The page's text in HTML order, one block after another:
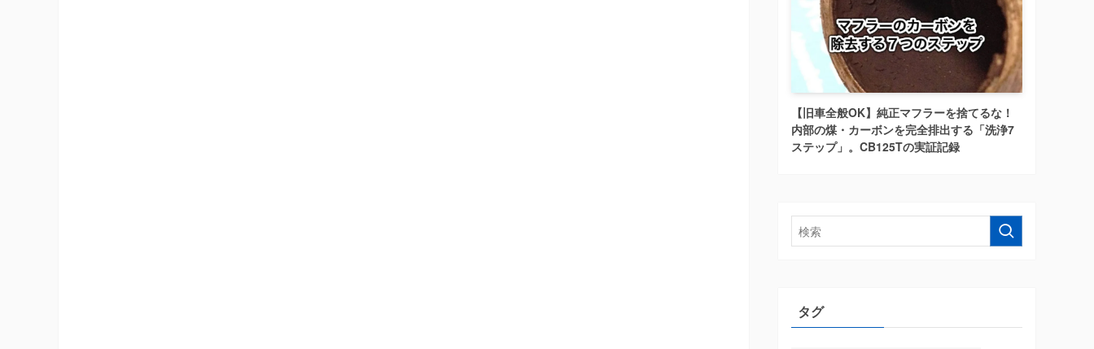
【旧車全般OK】純正マフラーを捨てるな！
内部の煤・カーボンを完全排出する「洗浄7
ステップ」。CB125Tの実証記録
タグ